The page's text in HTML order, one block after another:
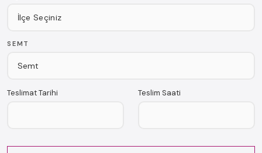
SEMT
Teslimat Tarihi Teslim Saati